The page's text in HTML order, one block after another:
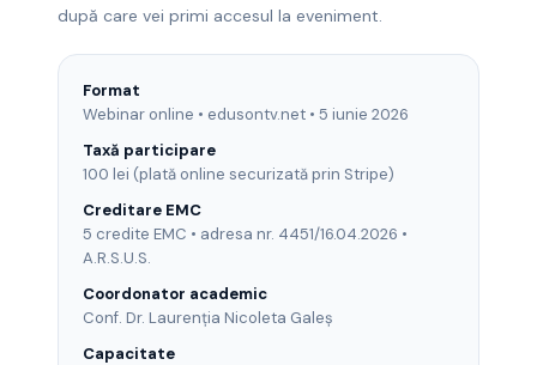
după care vei primi accesul la eveniment.
Format
Webinar online • edusontv.net • 5 iunie 2026
Taxă participare
100 lei (plată online securizată prin Stripe)
Creditare EMC
5 credite EMC • adresa nr. 4451/16.04.2026 •
A.R.S.U.S.
Coordonator academic
Conf. Dr. Laurenția Nicoleta Galeș
Capacitate